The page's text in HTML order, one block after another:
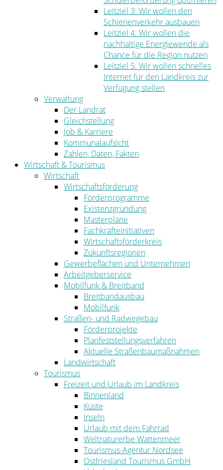
Leitziel 3: Wir wollen den
Schienenverkehr ausbauen
Leitziel 4: Wir wollen die
nachhaltige Energiewende als
Chance für die Region nutzen
Leitziel 5: Wir wollen schnelles
Internet für den Landkreis zur
Verfügung stellen
Verwaltung
Der Landrat
Gleichstellung
Job & Karriere
Kommunalaufsicht
Zahlen, Daten, Fakten
Wirtschaft & Tourismus
Wirtschaft
Wirtschaftsförderung
Förderprogramme
Existenzgründung
Masterpläne
Fachkräfteinitiativen
Wirtschaftsförderkreis
Zukunftsregionen
Gewerbeflächen und Unternehmen
Arbeitgeberservice
Mobilfunk & Breitband
Breitbandausbau
Mobilfunk
Straßen- und Radwegebau
Förderprojekte
Planfeststellungsverfahren
Aktuelle Straßenbaumaßnahmen
Landwirtschaft
Tourismus
Freizeit und Urlaub im Landkreis
Binnenland
Küste
Inseln
Urlaub mit dem Fahrrad
Weltnaturerbe Wattenmeer
Tourismus-Agentur Nordsee
Ostfriesland Tourismus GmbH